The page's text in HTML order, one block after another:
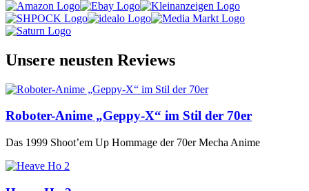
Unsere neusten Reviews
Roboter-Anime „Geppy-X“ im Stil der 70er
Das 1999 Shoot’em Up Hommage der 70er Mecha Anime